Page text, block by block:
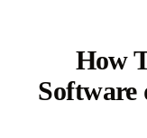
How
Software